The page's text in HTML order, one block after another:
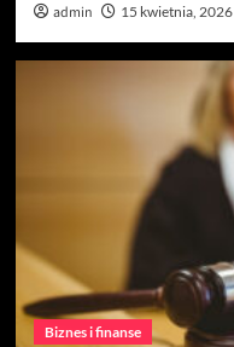
admin 15 kwietnia, 2026
Biznes i finanse